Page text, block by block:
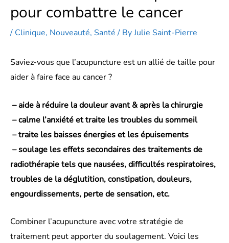
pour combattre le cancer
/ Clinique, Nouveauté, Santé / ByJulie Saint-Pierre
Saviez-vous que l’acupuncture est un allié de taille pour
aider à faire face au cancer ?
– aide à réduire la douleur avant & après la chirurgie
– calme l’anxiété et traite les troubles du sommeil
– traite les baisses énergies et les épuisements
– soulage les effets secondaires des traitements de
radiothérapie tels que nausées, difficultés respiratoires,
troubles de la déglutition, constipation, douleurs,
engourdissements, perte de sensation, etc.
Combiner l’acupuncture avec votre stratégie de
traitement peut apporter du soulagement. Voici les